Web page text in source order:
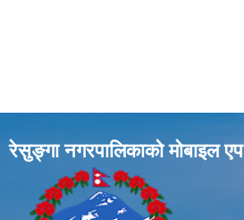
रेसुङ्गा नगरपालिकाकाे माेबाइल एप